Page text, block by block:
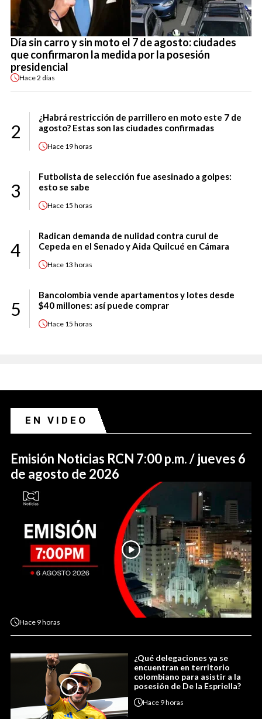
Día sin carro y sin moto el 7 de agosto: ciudades
que confirmaron la medida por la posesión
presidencial
Hace2 días
2
¿Habrá restricción de parrillero en moto este 7 de
agosto? Estas son las ciudades confirmadas
Hace 19 horas
3
Futbolista de selección fue asesinado a golpes:
esto se sabe
Hace 15 horas
4
Radican demanda de nulidad contra curul de
Cepeda en el Senado y Aida Quilcué en Cámara
Hace 13 horas
5
Bancolombia vende apartamentos y lotes desde
$40 millones: así puede comprar
Hace 15 horas
EN VIDEO
Emisión Noticias RCN 7:00 p.m. / jueves 6
de agosto de 2026
Hace 9 horas
¿Qué delegaciones ya se
encuentran en territorio
colombiano para asistir a la
posesión de De la Espriella?
Hace 9 horas